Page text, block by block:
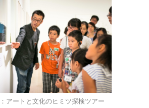
アートと文化のヒミツ探検ツアー